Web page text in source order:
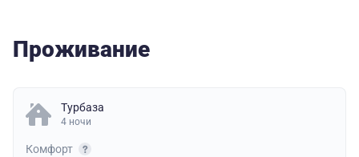
Проживание
Турбаза
4 ночи
Комфорт